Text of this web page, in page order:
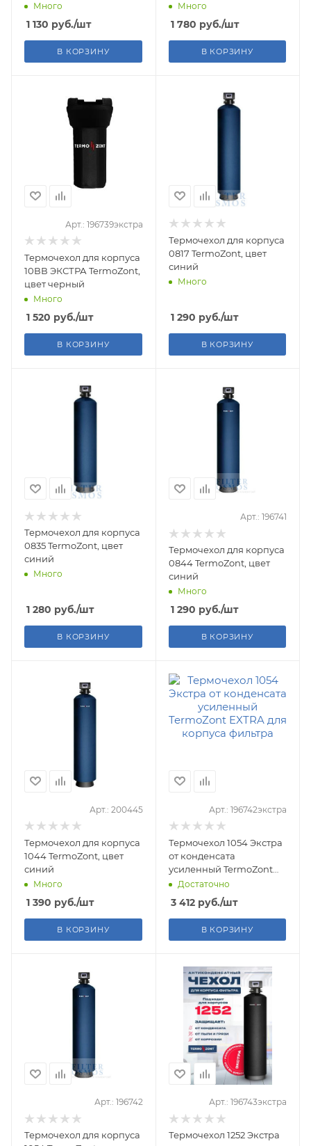
Много
1 130 руб./шт
В КОРЗИНУ
Много
1 780 руб./шт
В КОРЗИНУ
Арт.: 196739экстра
Термочехол для корпуса
10ВВ ЭКСТРА TermoZont,
цвет черный
Много
1 520 руб./шт
В КОРЗИНУ
Термочехол для корпуса
0817 TermoZont, цвет
синий
Много
1 290 руб./шт
В КОРЗИНУ
Термочехол для корпуса
0835 TermoZont, цвет
синий
Много
1 280 руб./шт
В КОРЗИНУ
Арт.: 196741
Термочехол для корпуса
0844 TermoZont, цвет
синий
Много
1 290 руб./шт
В КОРЗИНУ
Арт.: 200445
Термочехол для корпуса
1044 TermoZont, цвет
синий
Много
1 390 руб./шт
В КОРЗИНУ
Арт.: 196742экстра
Термочехол 1054 Экстра
от конденсата
усиленный TermoZont
EXTRA для корпуса
Достаточно
3 412руб./шт
В КОРЗИНУ
Арт.: 196742
Термочехол для корпуса
Арт.: 196743экстра
Термочехол 1252 Экстра